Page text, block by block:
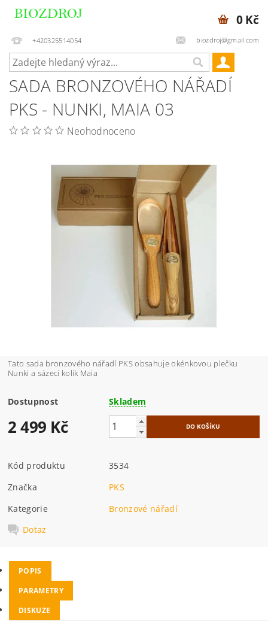
+420325514054 biozdroj@gmail.com
0 Kč
SADA BRONZOVÉHO NÁŘADÍ
PKS - NUNKI, MAIA 03
Neohodnoceno
Tato sada bronzového nářadí PKS obsahuje okénkovou plečku
Nunki a sázecí kolík Maia
Dostupnost Skladem
2 499 Kč
Kód produktu
3534
Značka
PKS
Kategorie
Bronzové nářadí
Dotaz
POPIS
PARAMETRY
DISKUZE